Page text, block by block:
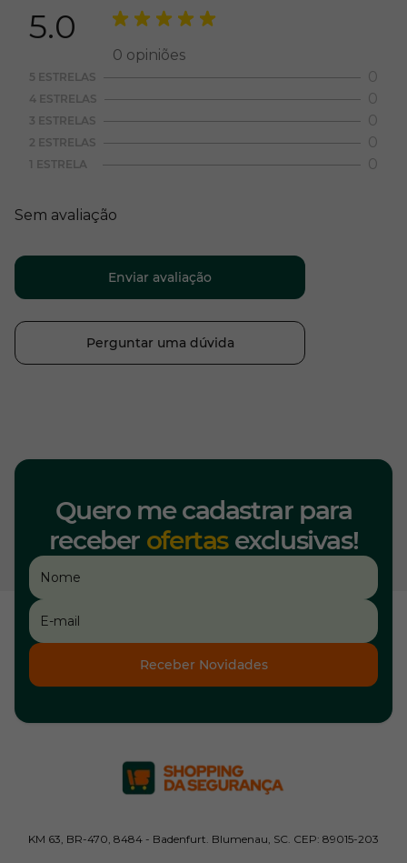
5.0
0 opiniões
5 ESTRELAS 0
4 ESTRELAS 0
3 ESTRELAS 0
2 ESTRELAS 0
1 ESTRELA 0
Sem avaliação
Enviar avaliação
Perguntar uma dúvida
Quero me cadastrar para
receber ofertasexclusivas!
Receber Novidades
KM 63, BR-470, 8484 - Badenfurt. Blumenau, SC. CEP: 89015-203